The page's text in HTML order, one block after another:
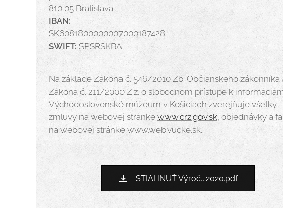
810 05 Bratislava
IBAN:
SK6081800000007000187428
SWIFT: SPSRSKBA
Na základe Zákona č. 546/2010 Zb. Občianskeho zákonníka
Zákona č. 211/2000 Z.z. o slobodnom prístupe k
Východoslovenské múzeum v Košiciach zverejňuje všetky
zmluvy na webovej stránke www.crz.gov.sk, objednávky a
na webovej stránke www.web.vucke.sk.
STIAHNUŤ Výroč...2020.pdf